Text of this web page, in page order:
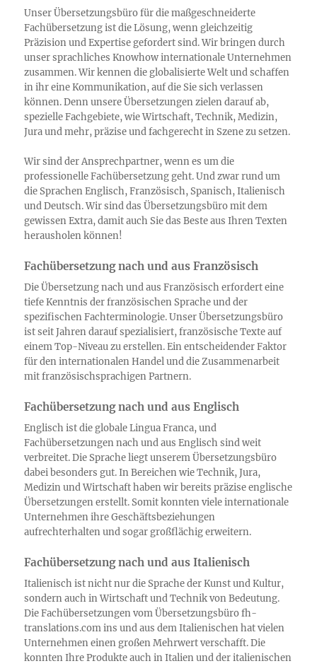
Unser Übersetzungsbüro für die maßgeschneiderte
Fachübersetzung ist die Lösung, wenn gleichzeitig
Präzision und Expertise gefordert sind. Wir bringen durch
unser sprachliches Knowhow internationale Unternehmen
zusammen. Wir kennen die globalisierte Welt und schaffen
in ihr eine Kommunikation, auf die Sie sich verlassen
können. Denn unsere Übersetzungen zielen darauf ab,
spezielle Fachgebiete, wie Wirtschaft, Technik, Medizin,
Jura und mehr, präzise und fachgerecht in Szene zu setzen.
Wir sind der Ansprechpartner, wenn es um die
professionelle Fachübersetzung geht. Und zwar rund um
die Sprachen Englisch, Französisch, Spanisch, Italienisch
und Deutsch. Wir sind das Übersetzungsbüro mit dem
gewissen Extra, damit auch Sie das Beste aus Ihren Texten
herausholen können!
Fachübersetzung nach und aus Französisch
Die Übersetzung nach und aus Französisch erfordert eine
tiefe Kenntnis der französischen Sprache und der
spezifischen Fachterminologie. Unser Übersetzungsbüro
ist seit Jahren darauf spezialisiert, französische Texte auf
einem Top-Niveau zu erstellen. Ein entscheidender Faktor
für den internationalen Handel und die Zusammenarbeit
mit französischsprachigen Partnern.
Fachübersetzung nach und aus Englisch
Englisch ist die globale Lingua Franca, und
Fachübersetzungen nach und aus Englisch sind weit
verbreitet. Die Sprache liegt unserem Übersetzungsbüro
dabei besonders gut. In Bereichen wie Technik, Jura,
Medizin und Wirtschaft haben wir bereits präzise englische
Übersetzungen erstellt. Somit konnten viele internationale
Unternehmen ihre Geschäftsbeziehungen
aufrechterhalten und sogar großflächig erweitern.
Fachübersetzung nach und aus Italienisch
Italienisch ist nicht nur die Sprache der Kunst und Kultur,
sondern auch in Wirtschaft und Technik von Bedeutung.
Die Fachübersetzungen vom Übersetzungsbüro fh-
translations.com ins und aus dem Italienischen hat vielen
Unternehmen einen großen Mehrwert verschafft. Die
konnten Ihre Produkte auch in Italien und der italienischen